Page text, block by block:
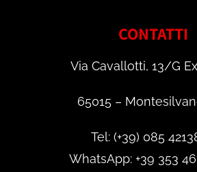
CONTATTI
Via Cavallotti, 13/G
65015 –
Tel: (+39) 085
WhatsApp: +39 353